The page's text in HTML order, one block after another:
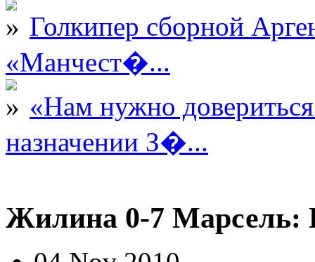
Голкипер сборной
«Манчест�...
«Нам нужно
назначении З�...
Жилина 0-7 Марсель: